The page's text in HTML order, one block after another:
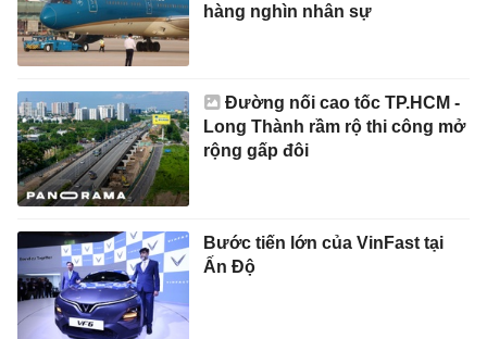
hàng nghìn nhân sự
Đường nối cao tốc TP.HCM -
Long Thành rầm rộ thi công mở
rộng gấp đôi
Bước tiến lớn của VinFast tại
Ấn Độ